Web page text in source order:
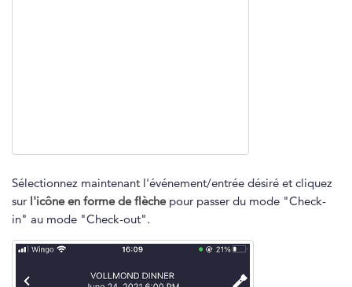
Sélectionnez maintenant l'événement/entrée désiré et cliquez
sur l'icône en forme de flèchepour passer du mode "Check-
in" au mode "Check-out".